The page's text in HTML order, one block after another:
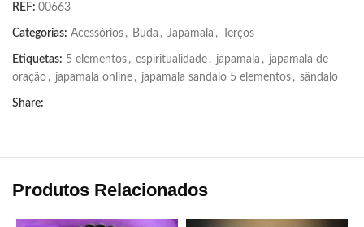
REF: 00663
Categorias: Acessórios , Buda , Japamala , Terços
Etiquetas: 5 elementos , espiritualidade , japamala , japamala de
oração , japamala online , japamala sandalo 5 elementos , sândalo
Share:
Produtos Relacionados